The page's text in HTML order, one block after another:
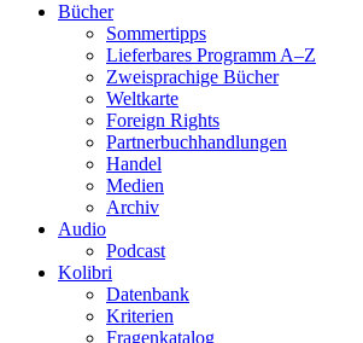
Bücher
Sommertipps
Lieferbares Programm A–Z
Zweisprachige Bücher
Weltkarte
Foreign Rights
Partnerbuchhandlungen
Handel
Medien
Archiv
Audio
Podcast
Kolibri
Datenbank
Kriterien
Fragenkatalog